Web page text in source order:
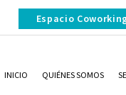
Espacio
INICIO QUIÉNES SOMOS